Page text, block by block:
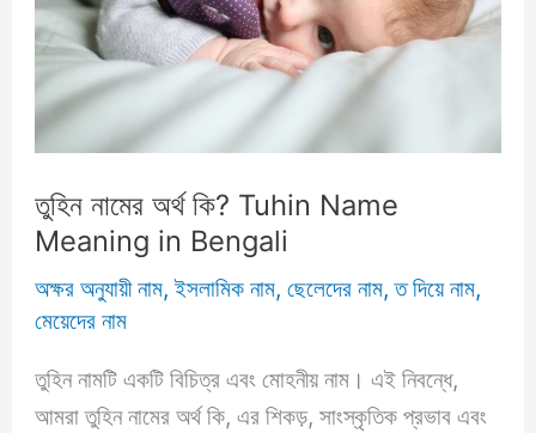
তুহিন নামের অর্থ কি? Tuhin Name
Meaning in Bengali
অক্ষর অনুযায়ী নাম,ইসলামিক নাম,ছেলেদের নাম,ত দিয়ে নাম,
মেয়েদের নাম
তুহিন নামটি একটি বিচিত্র এবং মোহনীয় নাম। এই নিবন্ধে,
আমরা তুহিন নামের অর্থ কি, এর শিকড়, সাংস্কৃতিক প্রভাব এবং